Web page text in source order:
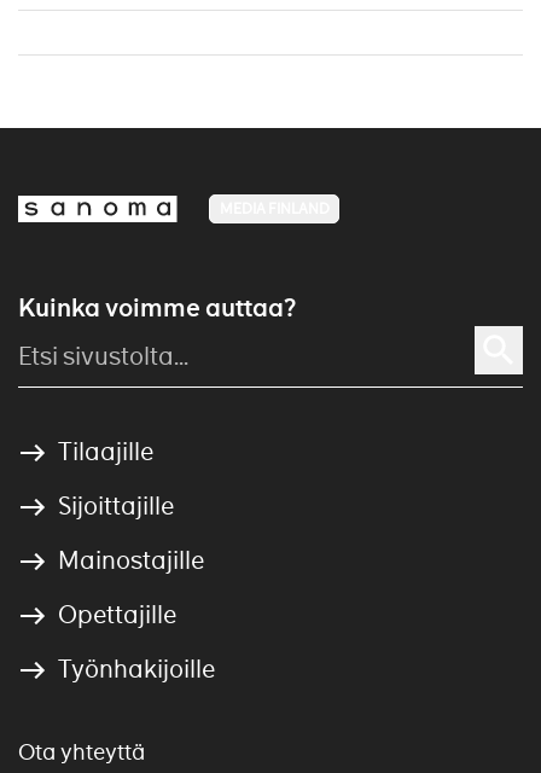
Kuinka voimme auttaa?
Tilaajille
Sijoittajille
Mainostajille
Opettajille
Työnhakijoille
Ota yhteyttä